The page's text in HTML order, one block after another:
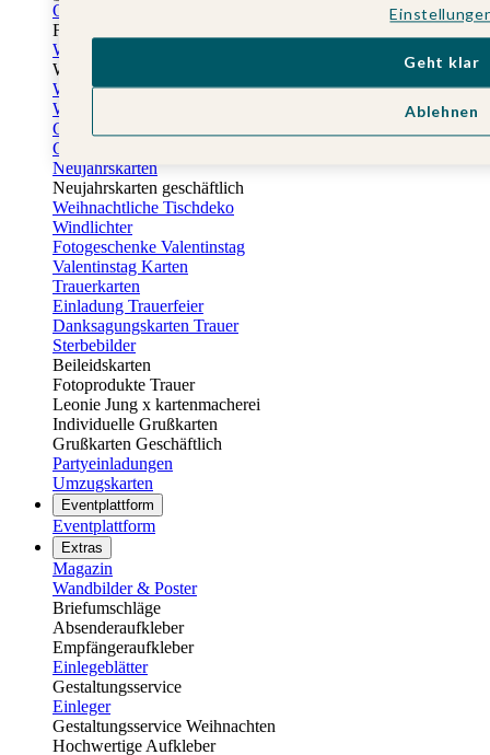
Osterkarten
Fotogeschenke zu Ostern
Weihnachtskarten
Weihnachtskarten selbst gestalten
Weihnachtskarten geschäftlich
Weihnachtsfeier Einladungen
Geschenkaufkleber Weihnachten
Geschenkanhänger Weihnachten
Neujahrskarten
Neujahrskarten geschäftlich
Weihnachtliche Tischdeko
Windlichter
Fotogeschenke Valentinstag
Valentinstag Karten
Trauerkarten
Einladung Trauerfeier
Danksagungskarten Trauer
Sterbebilder
Beileidskarten
Fotoprodukte Trauer
Leonie Jung x kartenmacherei
Individuelle Grußkarten
Grußkarten Geschäftlich
Partyeinladungen
Umzugskarten
Eventplattform
Eventplattform
Extras
Magazin
Wandbilder & Poster
Briefumschläge
Absenderaufkleber
Empfängeraufkleber
Einlegeblätter
Gestaltungsservice
Einleger
Gestaltungsservice Weihnachten
Hochwertige Aufkleber
Ablehnen
Geht klar